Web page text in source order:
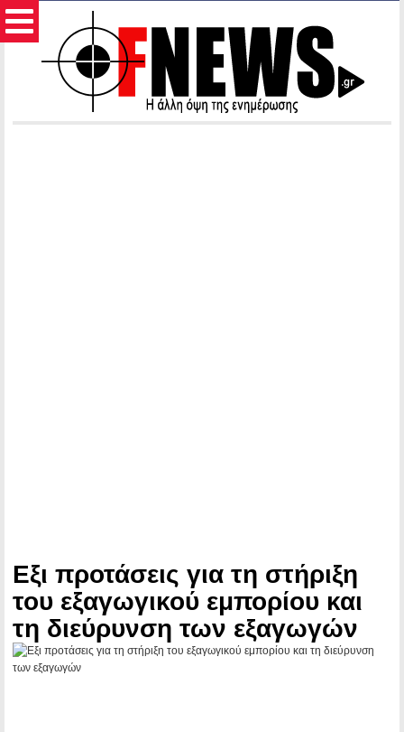
Εξι προτάσεις για τη στήριξη
του εξαγωγικού εμπορίου και
τη διεύρυνση των εξαγωγών